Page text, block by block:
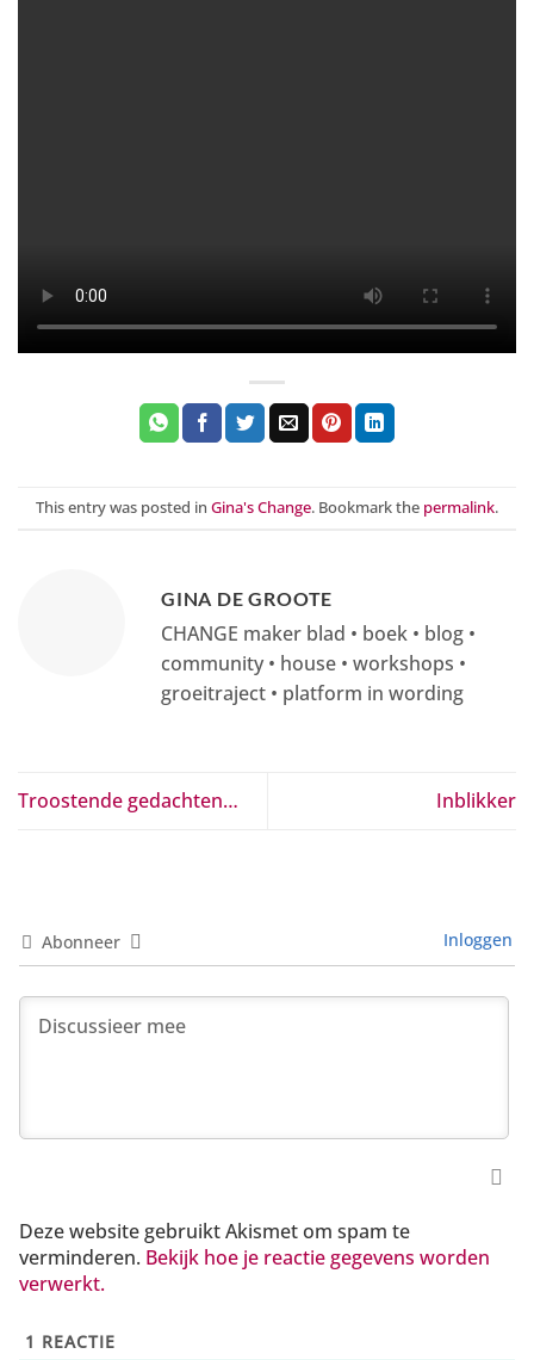
This entry was posted in Gina's Change. Bookmark the permalink.
GINA DE GROOTE
CHANGE maker blad • boek • blog •
community • house • workshops •
groeitraject • platform in wording
Troostende gedachten… Inblikker
Abonneer Inloggen
Deze website gebruikt Akismet om spam te
verminderen. Bekijk hoe je reactie gegevens worden
verwerkt.
1 REACTIE